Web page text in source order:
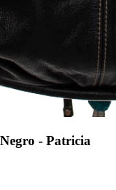
- Patricia